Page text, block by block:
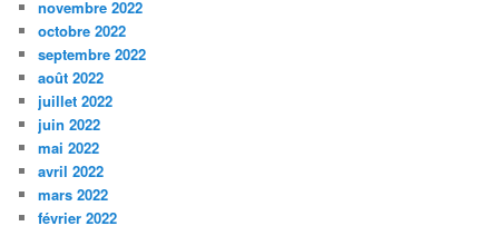
novembre 2022
octobre 2022
septembre 2022
août 2022
juillet 2022
juin 2022
mai 2022
avril 2022
mars 2022
février 2022